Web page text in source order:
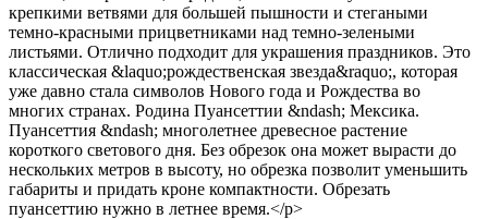
крепкими ветвями для большей пышности и стегаными
темно-красными прицветниками над темно-зелеными
листьями. Отлично подходит для украшения праздников. Это
классическая &laquo;рождественская звезда&raquo;, которая
уже давно стала символов Нового года и Рождества во
многих странах. Родина Пуансеттии &ndash; Мексика.
Пуансеттия &ndash; многолетнее древесное растение
короткого светового дня. Без обрезок она может вырасти до
нескольких метров в высоту, но обрезка позволит уменьшить
габариты и придать кроне компактности. Обрезать
пуансеттию нужно в летнее время.</p>